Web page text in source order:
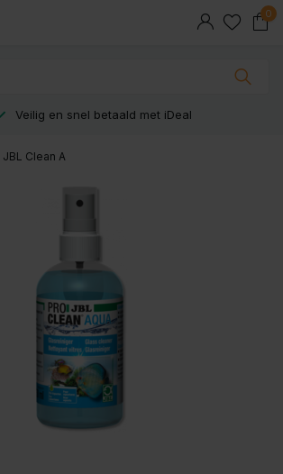
0
Veilig en snel betaald met iDeal
JBL Clean A